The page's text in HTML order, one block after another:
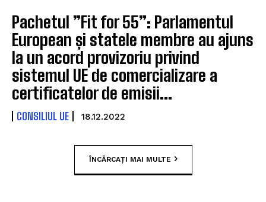
Pachetul ”Fit for 55”: Parlamentul
European și statele membre au ajuns
la un acord provizoriu privind
sistemul UE de comercializare a
certificatelor de emisii...
CONSILIUL UE 18.12.2022
ÎNCĂRCAȚI MAI MULTE